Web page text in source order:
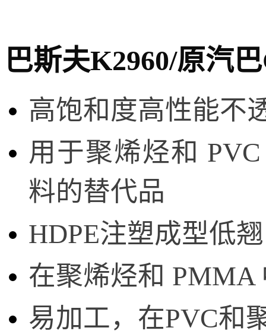
巴斯夫K2960/原汽
高饱和度高性能不
用于聚烯烃和
料的替代品
HDPE注塑成型低
在聚烯烃和 PMMA
易加工，在PVC和